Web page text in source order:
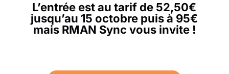
L’entrée est au tarif de 52,50€
jusqu’au 15 octobre puis à 95€
mais RMAN Sync vous invite !